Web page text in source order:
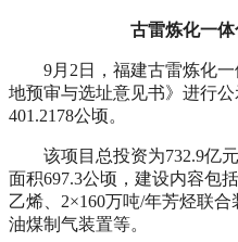
古雷炼化一
9月2日，福建古雷炼化
地预审与选址意见书》进行
401.2178公顷。
该项目总投资为732.9亿
面积697.3公顷，建设内容包
乙烯、2×160万吨/年芳烃联合
油煤制气装置等。